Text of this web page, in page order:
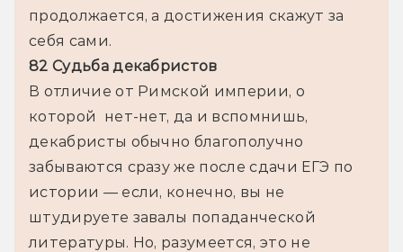
продолжается, а достижения скажут за
себя сами.
82 Судьба декабристов
В отличие от Римской империи, о
которой  нет-нет, да и вспомнишь,
декабристы обычно благополучно
забываются сразу же после сдачи ЕГЭ по
истории — если, конечно, вы не
штудируете завалы попаданческой
литературы. Но, разумеется, это не